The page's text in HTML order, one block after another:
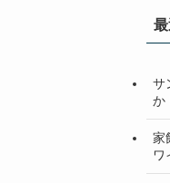
サ
か
家
ワ